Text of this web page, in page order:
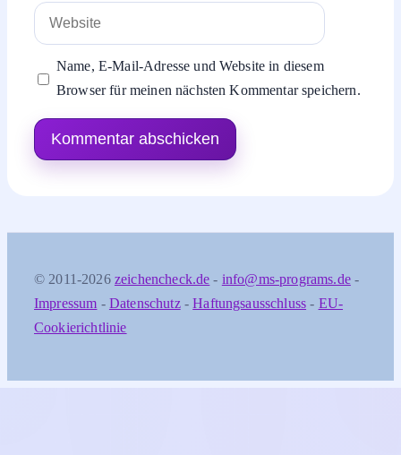
Adresse
Website
Name, E-Mail-Adresse und Website in diesem
Browser für meinen nächsten Kommentar speichern.
© 2011-2026 zeichencheck.de - info@ms-programs.de-
Impressum - Datenschutz-Haftungsausschluss - EU-
Cookierichtlinie